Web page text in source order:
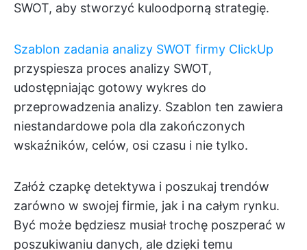
SWOT, aby stworzyć kuloodporną strategię.
Szablon zadania analizy SWOT firmy ClickUp
przyspiesza proces analizy SWOT,
udostępniając gotowy wykres do
przeprowadzenia analizy. Szablon ten zawiera
niestandardowe pola dla zakończonych
wskaźników, celów, osi czasu i nie tylko.
Załóż czapkę detektywa i poszukaj trendów
zarówno w swojej firmie, jak i na całym rynku.
Być może będziesz musiał trochę poszperać w
poszukiwaniu danych, ale dzięki temu